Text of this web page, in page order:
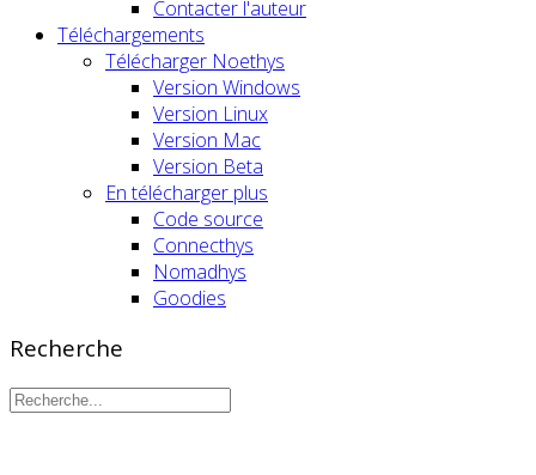
Contacter l'auteur
Téléchargements
Télécharger Noethys
Version Windows
Version Linux
Version Mac
Version Beta
En télécharger plus
Code source
Connecthys
Nomadhys
Goodies
Recherche